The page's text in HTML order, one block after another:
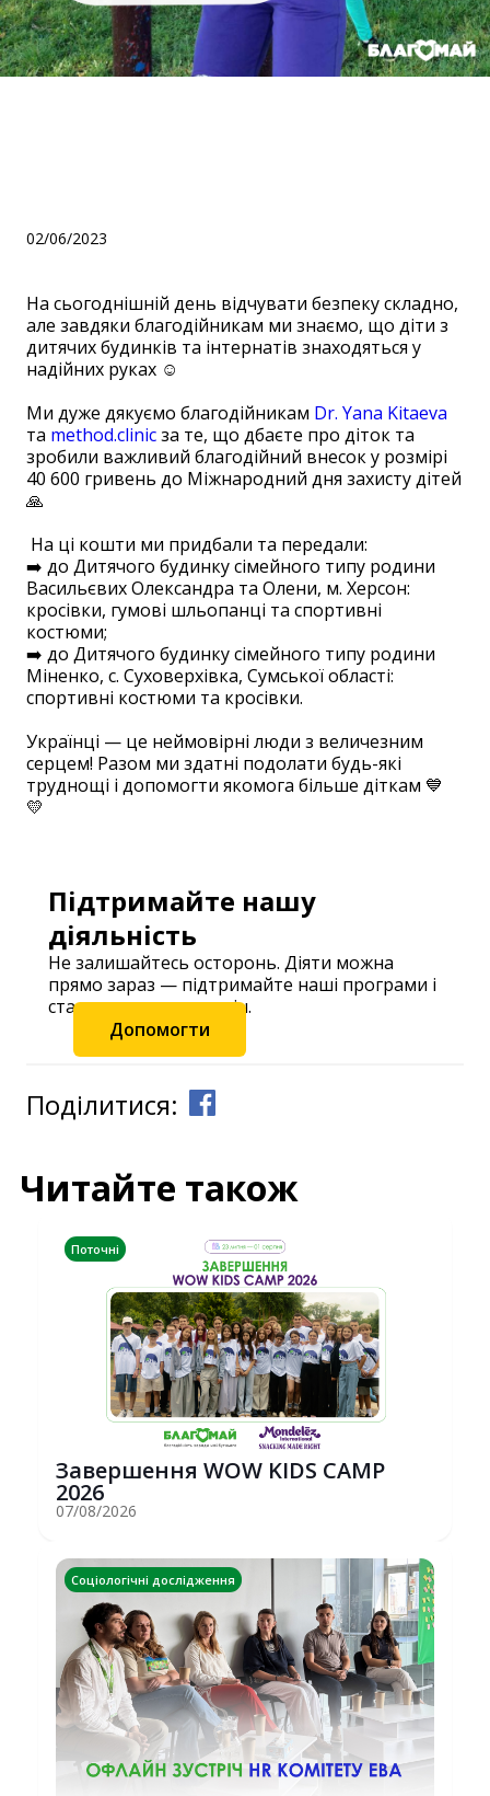
02/06/2023
На сьогоднішній день відчувати безпеку складно,
але завдяки благодійникам ми знаємо, що діти з
дитячих будинків та інтернатів знаходяться у
надійних руках ☺️
Ми дуже дякуємо благодійникам Dr. Yana Kitaeva
та method.clinicза те, що дбаєте про діток та
зробили важливий благодійний внесок у розмірі
40 600 гривень до Міжнародний дня захисту дітей
🙏
На ці кошти ми придбали та передали:
➡️ до Дитячого будинку сімейного типу родини
Васильєвих Олександра та Олени, м. Херсон:
кросівки, гумові шльопанці та спортивні
костюми;
➡️ до Дитячого будинку сімейного типу родини
Міненко, с. Суховерхівка, Сумської області:
спортивні костюми та кросівки.
Українці — це неймовірні люди з величезним
серцем! Разом ми здатні подолати будь-які
труднощі і допомогти якомога більше діткам 💙
💛
Підтримайте нашу
діяльність
Не залишайтесь осторонь. Діяти можна
прямо зараз — підтримайте наші програми і
станьте частиною змін.
Допомогти
Поділитися:
Читайте також
Поточні
Завершення WOW KIDS CAMP
2026
07/08/2026
Соціологічні дослідження